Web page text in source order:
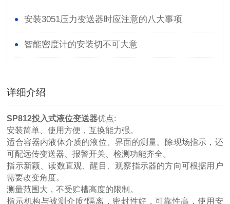
安装3051压力变送器时应注意的八大事项
智能密度计的安装切不可大意
详细介绍
SP812投入式液位变送器优点:
安装简单、使用方便，互换能力强。
适合容器内液体介质的液位、界面的测量。除现场指示，还
可配远传变送器、报警开关、检测功能齐全。
指示新颖、读数直观、醒目、观察指示器的方向可根据用户
需要改变角度。
测量范围大，不受贮槽高度的限制。
指示机构与被测介质*隔离，密封性好，可靠性高，使用安